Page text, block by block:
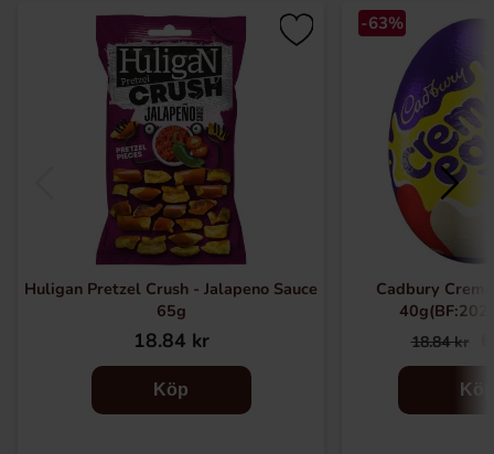
Huligan Pretzel Crush - Jalapeno Sauce
65g
18.84 kr
Köp
-63%
Cadbury
18.84 kr
Köp